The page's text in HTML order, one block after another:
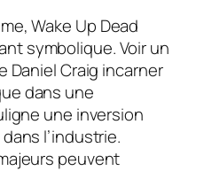
Wake Up Dead
symbolique. Voir un
Daniel Craig incarner
dans une
une inversion
l’industrie.
peuvent